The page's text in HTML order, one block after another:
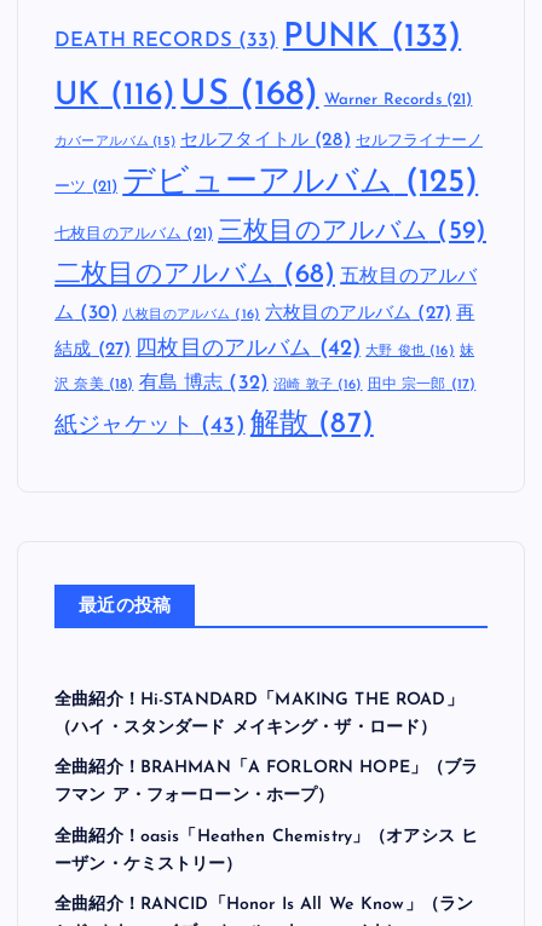
DEATH RECORDS (33) PUNK (133)
UK (116) US (168) Warner Records(21)
カバーアルバム (15) セルフタイトル(28) セルフライナーノ
ーツ (21) デビューアルバム (125)
七枚目のアルバム (21) 三枚目のアルバム (59)
二枚目のアルバム (68) 五枚目のアルバ
ム (30) 八枚目のアルバム (16) 六枚目のアルバム (27) 再
結成 (27) 四枚目のアルバム (42) 大野 俊也(16) 妹
沢 奈美(18) 有島 博志 (32) 沼崎 敦子(16) 田中 宗一郎 (17)
紙ジャケット (43) 解散 (87)
最近の投稿
全曲紹介！Hi-STANDARD「MAKING THE ROAD」
（ハイ・スタンダード メイキング・ザ・ロード）
全曲紹介！BRAHMAN「A FORLORN HOPE」（ブラ
フマン ア・フォーローン・ホープ）
全曲紹介！oasis「Heathen Chemistry」（オアシス ヒ
ーザン・ケミストリー）
全曲紹介！RANCID「Honor Is All We Know」（ラン